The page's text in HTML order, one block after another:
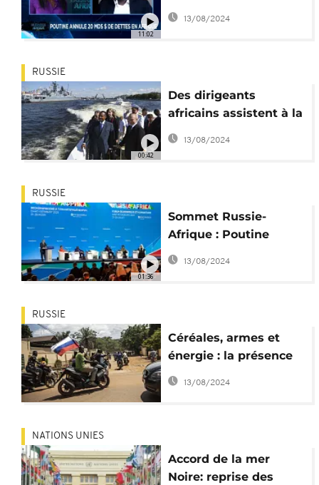
11:02
Afrique ? [Business
Africa]
13/08/2024
00:42
RUSSIE
Des dirigeants
africains assistent à la
Journée de la flotte
russe
13/08/2024
01:36
RUSSIE
Sommet Russie-
Afrique : Poutine
promet 50 000 tonnes
de céréales
13/08/2024
RUSSIE
Céréales, armes et
énergie : la présence
russe en Afrique
13/08/2024
NATIONS UNIES
Accord de la mer
Noire: reprise des